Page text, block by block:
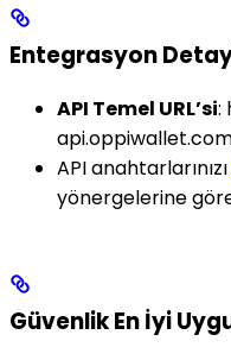
Entegrasyon
API Temel URL’si:
API anahtarlarınızı
yönergelerine
Güvenlik En İyi